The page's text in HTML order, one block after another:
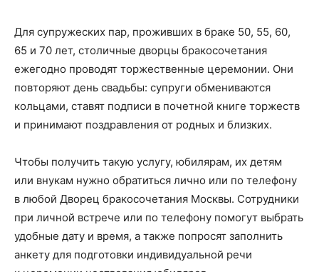
Для супружеских пар, проживших в браке 50, 55, 60,
65 и 70 лет, столичные дворцы бракосочетания
ежегодно проводят торжественные церемонии. Они
повторяют день свадьбы: супруги обмениваются
кольцами, ставят подписи в почетной книге торжеств
и принимают поздравления от родных и близких.
Чтобы получить такую услугу, юбилярам, их детям
или внукам нужно обратиться лично или по телефону
в любой Дворец бракосочетания Москвы. Сотрудники
при личной встрече или по телефону помогут выбрать
удобные дату и время, а также попросят заполнить
анкету для подготовки индивидуальной речи